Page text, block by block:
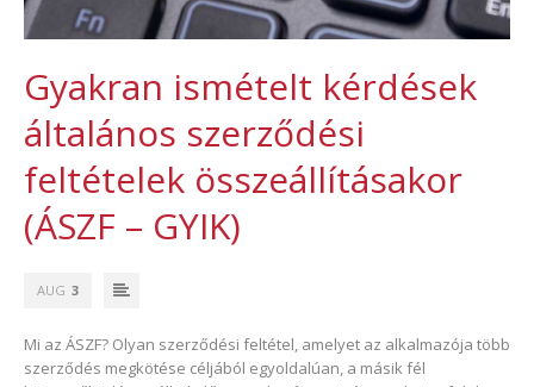
Gyakran ismételt kérdések
általános szerződési
feltételek összeállításakor
(ÁSZF – GYIK)
AUG 3
Mi az ÁSZF? Olyan szerződési feltétel, amelyet az alkalmazója több
szerződés megkötése céljából egyoldalúan, a másik fél